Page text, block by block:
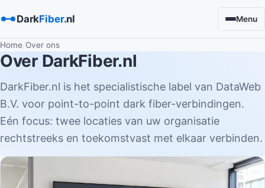
DarkFiber.nl Menu
Home Over ons
Over DarkFiber.nl
DarkFiber.nl is het specialistische label van DataWeb
B.V. voor point-to-point dark fiber-verbindingen.
Eén focus: twee locaties van uw organisatie
rechtstreeks en toekomstvast met elkaar verbinden.